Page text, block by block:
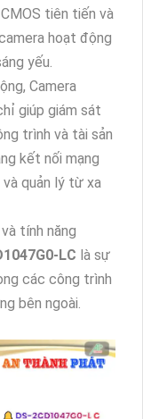
tiên tiến và
hoạt động
yếu.
Camera
giúp giám sát
trình và tài sản
kết nối mạng
quản lý từ xa
tính năng
LC là sự
các công trình
bên ngoài.